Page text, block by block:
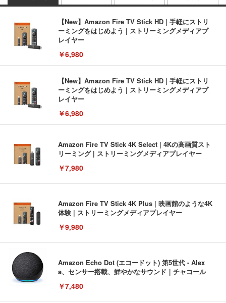
【New】Amazon Fire TV Stick HD | 手軽にストリ
ーミングをはじめよう | ストリーミングメディアプ
レイヤー
￥6,980
【New】Amazon Fire TV Stick HD | 手軽にストリ
ーミングをはじめよう | ストリーミングメディアプ
レイヤー
￥6,980
Amazon Fire TV Stick 4K Select | 4Kの高画質スト
リーミング | ストリーミングメディアプレイヤー
￥7,980
Amazon Fire TV Stick 4K Plus | 映画館のような4K
体験 | ストリーミングメディアプレイヤー
￥9,980
Amazon Echo Dot (エコードット) 第5世代 - Alex
a、センサー搭載、鮮やかなサウンド｜チャコール
￥7,480